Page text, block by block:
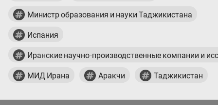
Министр образования и науки Таджикистана
Испания
Иранские научно-производственные компании и
МИД Ирана Аракчи Таджикистан